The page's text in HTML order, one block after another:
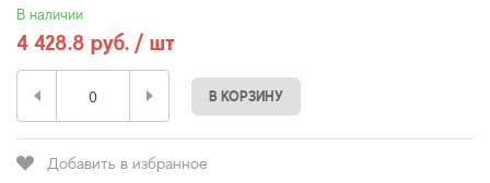
В наличии
4 428.8 руб. / шт
В КОРЗИНУ
Добавить в избранное